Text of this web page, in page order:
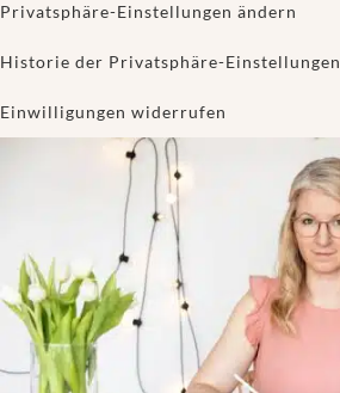
Privatsphäre-Einstellungen ändern
Historie der Privatsphäre-Einstellungen
Einwilligungen widerrufen